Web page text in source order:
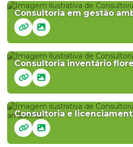
Consultoria em gestão
Consultoria inventário
Consultoria e